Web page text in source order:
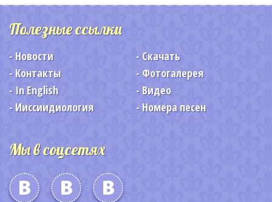
Полезные ссылки
Новости
Скачать
Контакты
Фотогалерея
In English
Видео
Ииссиидиология
Номера песен
Мы в соцсетях